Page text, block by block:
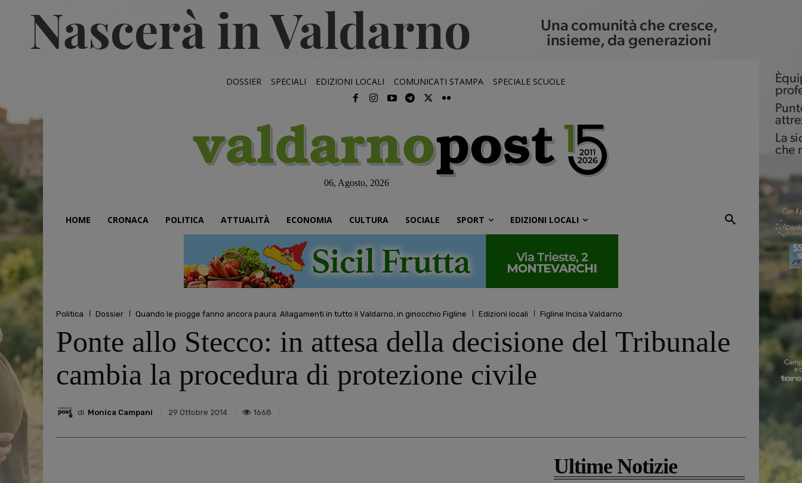
DOSSIER SPECIALI EDIZIONI LOCALI COMUNICATI STAMPA SPECIALE SCUOLE
06, Agosto, 2026
HOME CRONACA POLITICA ATTUALITÀ ECONOMIA CULTURA SOCIALE SPORT EDIZIONI LOCALI
Politica Dossier Quando le piogge fanno ancora paura. Allagamenti in tutto il Valdarno, in ginocchio Figline Edizioni locali Figline Incisa Valdarno
Ponte allo Stecco: in attesa della decisione del Tribunale
cambia la procedura di protezione civile
di Monica Campani 29 Ottobre 2014 1668
Ultime Notizie